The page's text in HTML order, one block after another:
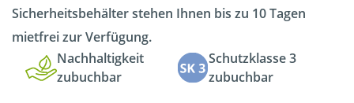
Sicherheitsbehälter stehen Ihnen bis zu 10 Tagen
mietfrei zur Verfügung.
Nachhaltigkeit
zubuchbar
Schutzklasse 3
zubuchbar